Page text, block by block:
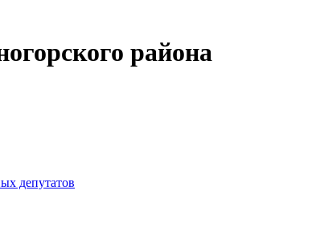
района
депутатов